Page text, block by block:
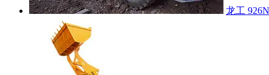
龙工